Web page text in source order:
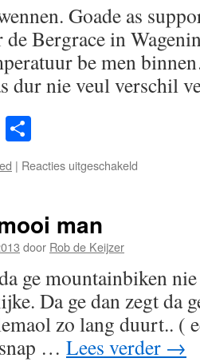
Goade as
de Bergrace in
be men
dur nie veul verschil
LinkedIn
| Reacties uitgeschakeld
man
door Rob de Keijzer
ge mountainbiken
Da ge dan zegt da
zo lang duurt.. (
… Lees verder →